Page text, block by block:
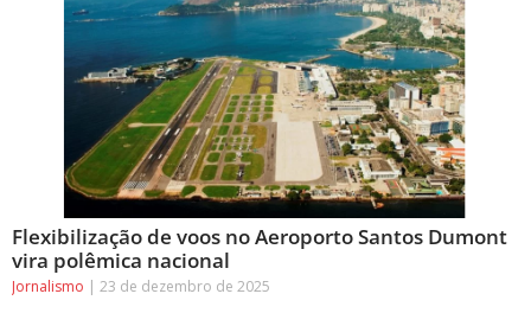
Flexibilização de voos no Aeroporto Santos Dumont
vira polêmica nacional
Jornalismo 23 de dezembro de 2025